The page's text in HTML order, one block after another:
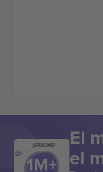
¡GRACIAS! El
el